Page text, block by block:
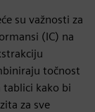
su važnosti za
(IC) na
točnost
tablici kako bi
za sve